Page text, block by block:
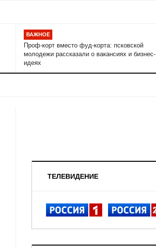
ВАЖНОЕ
Проф-корт вместо фуд-корта: псковской
молодежи рассказали о вакансиях и бизнес-
идеях
ТЕЛЕВИДЕНИЕ